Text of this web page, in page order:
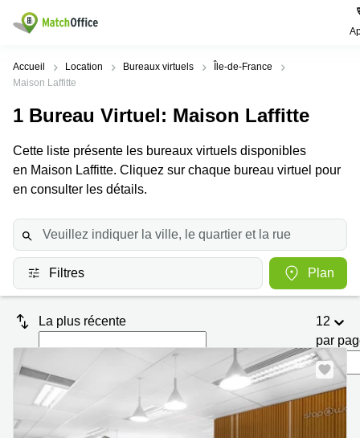
Rechercher / publier
Pages
de
Bureau
Centre
Coworking
Salles
de
réunion
Bureau
virtuel
Villes
Populaires
Paris
Bordeaux
Nantes
Toulouse
Nice
Strasbourg
Recherches
populaires
Centres
d'affaires
Lille
Coworking
Paris
Lyon
Coworking
Marseille
Centres
d'affaires
Toulouse
Aide
Qui sommes-nous?
Publier un local
Prix
Connexion
Accueil Location Bureaux virtuels
Île-de-France
Maison Laffitte
1 Bureau Virtuel: Maison Laffitte
Cette liste présente les bureaux virtuels disponibles
en Maison Laffitte. Cliquez sur chaque bureau virtuel pour
en consulter les détails.
Filtres Plan
La plus récente
12
par